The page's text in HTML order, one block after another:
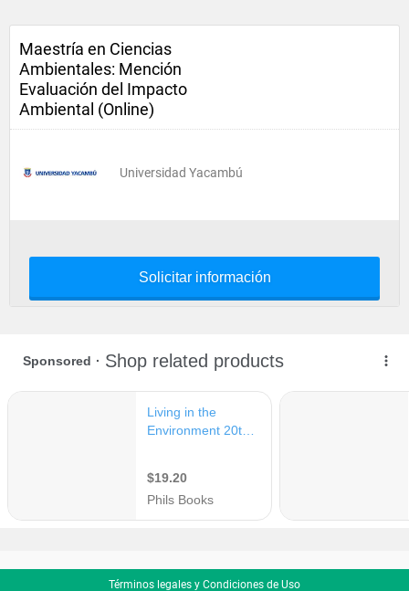
Maestría en Ciencias
Ambientales: Mención
Evaluación del Impacto
Ambiental (Online)
Universidad Yacambú
Solicitar información
Términos legales y Condiciones de Uso